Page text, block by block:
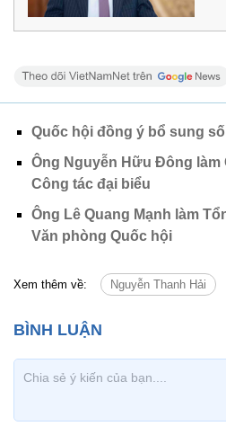
Quốc hội đồng ý bổ sung
Ông Nguyễn Hữu Đông làm
Công tác đại biểu
Ông Lê Quang Mạnh làm
Văn phòng Quốc hội
Xem thêm về: Nguyễn Thanh Hải